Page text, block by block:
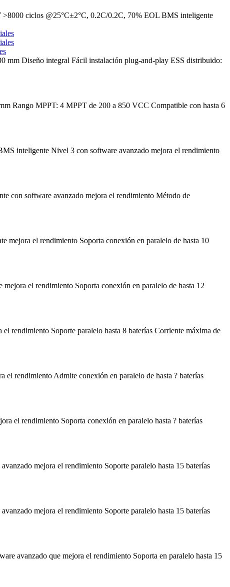
ciclos @25°C±2°C, 0.2C/0.2C, 70% EOL BMS inteligente
mm Diseño integral Fácil instalación plug-and-play ESS distribuido:
Rango MPPT: 4 MPPT de 200 a 850 VCC Compatible con hasta 6
inteligente Nivel 3 con software avanzado mejora el rendimiento
con software avanzado mejora el rendimiento Método de
el rendimiento Soporta conexión en paralelo de hasta 10
el rendimiento Soporta conexión en paralelo de hasta 12
rendimiento Soporte paralelo hasta 8 baterías Corriente máxima de
rendimiento Admite conexión en paralelo de hasta ? baterías
el rendimiento Soporta conexión en paralelo hasta ? baterías
mejora el rendimiento Soporte paralelo hasta 15 baterías
mejora el rendimiento Soporte paralelo hasta 15 baterías
avanzado que mejora el rendimiento Soporta en paralelo hasta 15